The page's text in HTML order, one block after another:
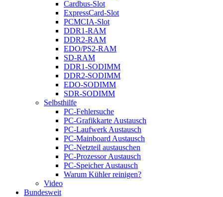
Cardbus-Slot
ExpressCard-Slot
PCMCIA-Slot
DDR1-RAM
DDR2-RAM
EDO/PS2-RAM
SD-RAM
DDR1-SODIMM
DDR2-SODIMM
EDO-SODIMM
SDR-SODIMM
Selbsthilfe
PC-Fehlersuche
PC-Grafikkarte Austausch
PC-Laufwerk Austausch
PC-Mainboard Austausch
PC-Netzteil austauschen
PC-Prozessor Austausch
PC-Speicher Austausch
Warum Kühler reinigen?
Video
Bundesweit